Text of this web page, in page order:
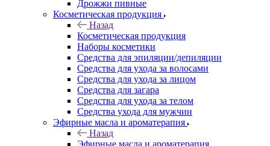
Дрожжи пивные
Косметическая продукция
Назад
Косметическая продукция
Наборы косметики
Средства для эпиляции/депиляции
Средства для ухода за волосами
Средства для ухода за лицом
Средства для загара
Средства для ухода за телом
Средства ухода для мужчин
Эфирные масла и ароматерапия
Назад
Эфирные масла и ароматерапия